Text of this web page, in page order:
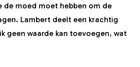
de moed moet hebben om de
Lambert deelt een krachtig
geen waarde kan toevoegen, wat